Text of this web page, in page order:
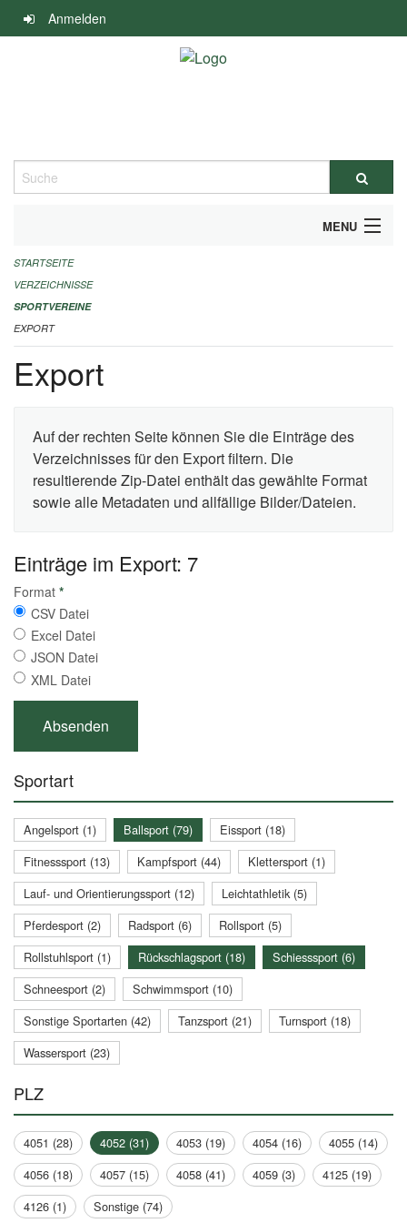
Navigation
überspringen
Anmelden
Suche
MENU
ALLGEMEINE INFORMATIONEN
FINANZIELLE UNTERSTÜTZUNG BENÖTIGT?
KONTAKT
STARTSEITE
VERZEICHNISSE
SPORTVEREINE
EXPORT
Export
Auf der rechten Seite können Sie die Einträge des
Verzeichnisses für den Export filtern. Die
resultierende Zip-Datei enthält das gewählte Format
sowie alle Metadaten und allfällige Bilder/Dateien.
Einträge im Export: 7
Format *
CSV Datei
Excel Datei
JSON Datei
XML Datei
Sportart
Angelsport (1) Ballsport (79)
Eissport (18)
Fitnesssport (13)
Kampfsport (44)
Klettersport (1)
Lauf- und Orientierungssport (12)
Leichtathletik (5)
Pferdesport (2)
Radsport (6)
Rollsport (5)
Rollstuhlsport (1)
Rückschlagsport (18)
Schiesssport (6)
Schneesport (2)
Schwimmsport (10)
Sonstige Sportarten (42)
Tanzsport (21)
Turnsport (18)
Wassersport (23)
PLZ
4051 (28) 4052 (31) 4053 (19) 4054 (16)
4055 (14)
4056 (18)
4057 (15) 4058 (41) 4059 (3)
4125 (19)
4126 (1)
Sonstige (74)